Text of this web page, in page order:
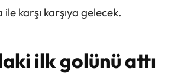
karşı karşıya gelecek.
ilk golünü attı